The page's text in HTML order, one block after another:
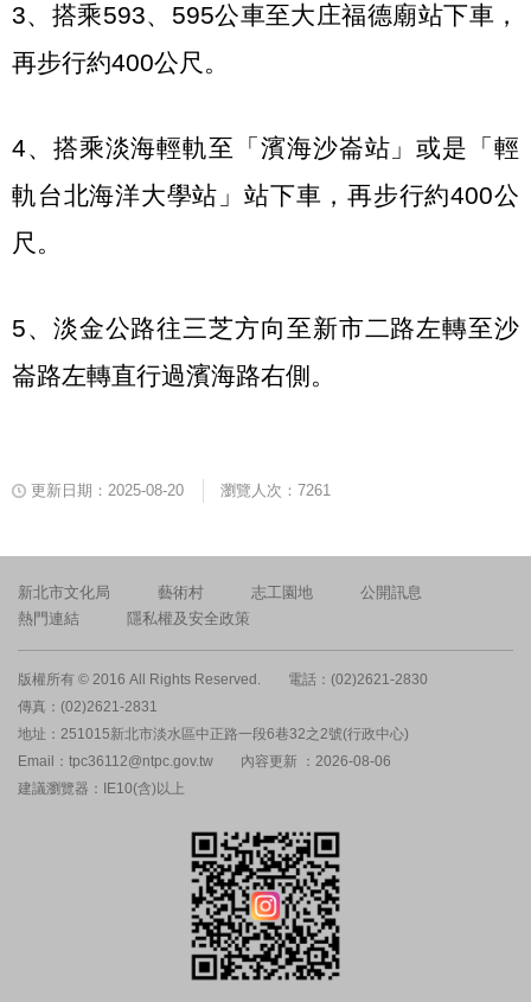
3、 搭乘593、 595公車至大庄福德廟站下車，
再步行約400公尺。
4、 搭乘淡海輕軌至「濱海沙崙站」或是「輕
軌台北海洋大學站」站下車，再步行約400公
尺。
5、 淡金公路往三芝方向至新市二路左轉至沙
崙路左轉直行過濱海路右側。
更新日期：2025-08-20 瀏覽人次：7261
新北市文化局 藝術村 志工園地
公開訊息
熱門連結
隱私權及安全政策
版權所有 © 2016 All Rights Reserved.
電話：(02)2621-2830
傳真：(02)2621-2831
地址：251015新北市淡水區中正路一段6巷32之2號(行政中心)
Email：tpc36112@ntpc.gov.tw
內容更新 ：2026-08-06
建議瀏覽器：IE10(含)以上